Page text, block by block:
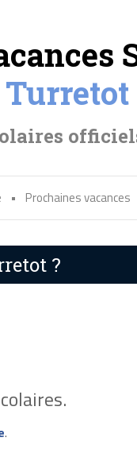
Turretot
• Prochaines vacances
?
.